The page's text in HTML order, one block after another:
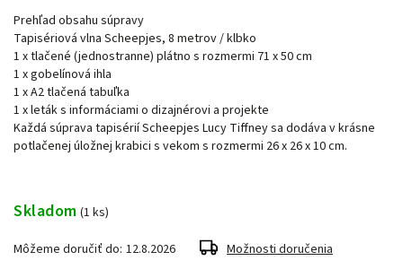
Prehľad obsahu súpravy
Tapisériová vlna Scheepjes, 8 metrov / klbko
1 x tlačené (jednostranne) plátno s rozmermi 71 x 50 cm
1 x gobelínová ihla
1 x A2 tlačená tabuľka
1 x leták s informáciami o dizajnérovi a projekte
Každá súprava tapisérií Scheepjes Lucy Tiffney sa dodáva v krásne
potlačenej úložnej krabici s vekom s rozmermi 26 x 26 x 10 cm.
Skladom (1 ks)
Môžeme doručiť do: 12.8.2026 Možnosti doručenia